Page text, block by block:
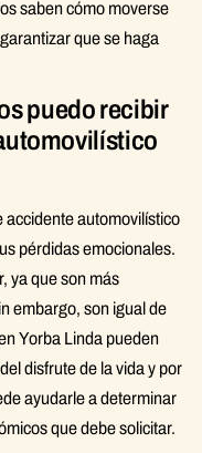
saben cómo moverse
que se haga
puedo recibir
accidente automovilístico
pérdidas emocionales.
ya que son más
embargo, son igual de
Yorba Linda pueden
disfrute de la vida y por
ayudarle a determinar
que debe solicitar.